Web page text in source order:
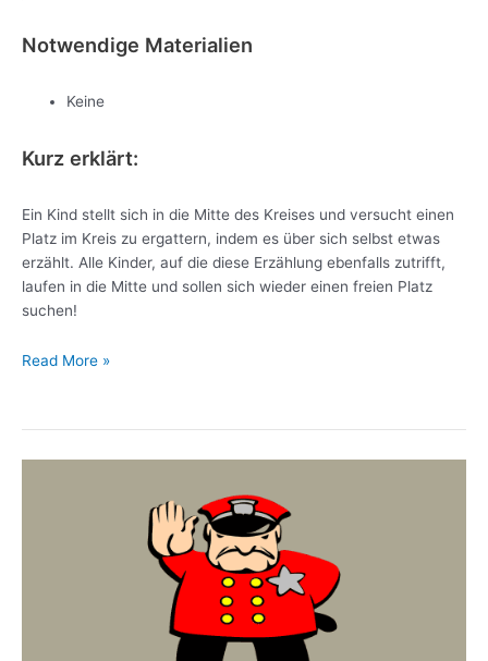
Notwendige Materialien
Keine
Kurz erklärt:
Ein Kind stellt sich in die Mitte des Kreises und versucht einen
Platz im Kreis zu ergattern, indem es über sich selbst etwas
erzählt. Alle Kinder, auf die diese Erzählung ebenfalls zutrifft,
laufen in die Mitte und sollen sich wieder einen freien Platz
suchen!
Read More »